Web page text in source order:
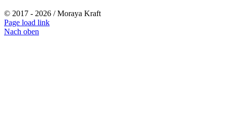
© 2017 - 2026 / Moraya Kraft
Page load link
Nach oben